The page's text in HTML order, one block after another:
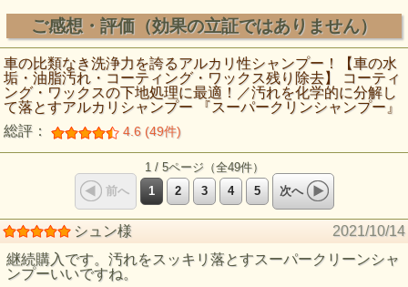
ご感想・評価（効果の立証ではありません）
車の比類なき洗浄力を誇るアルカリ性シャンプー！【車の水
垢・油脂汚れ・コーティング・ワックス残り除去】 コーティ
ング・ワックスの下地処理に最適！／汚れを化学的に分解し
て落とすアルカリシャンプー 『スーパークリンシャンプー』
総評：
4.6 (49件)
1 / 5ページ（全49件）
前へ
1 2 3 4 5 次へ
シュン様
2021/10/14
継続購入です。汚れをスッキリ落とすスーパークリーンシャ
ンプーいいですね。